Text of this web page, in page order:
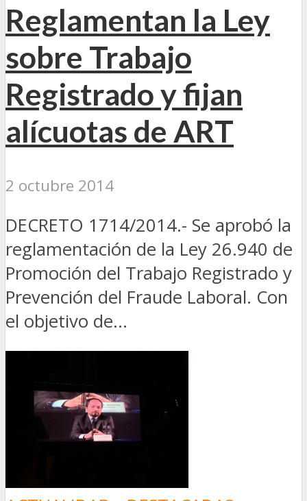
Reglamentan la Ley
sobre Trabajo
Registrado y fijan
alícuotas de ART
2 octubre 2014
DECRETO 1714/2014.- Se aprobó la
reglamentación de la Ley 26.940 de
Promoción del Trabajo Registrado y
Prevención del Fraude Laboral. Con
el objetivo de...